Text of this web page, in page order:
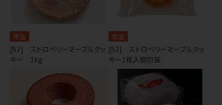
常温
[52] ストロベリーマーブルクッ
キー 1kg
常温
[52] ストロベリーマーブルクッ
キー1枚入個包装